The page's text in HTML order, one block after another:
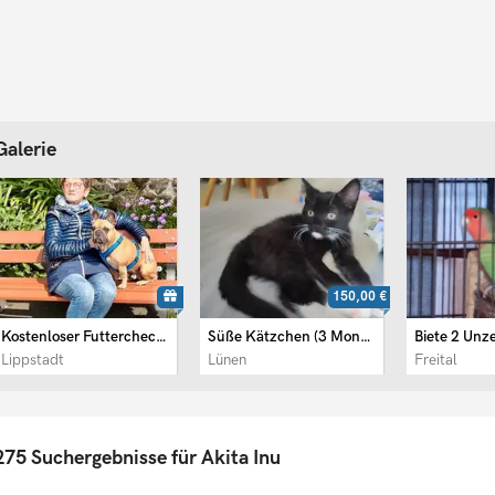
Kostenloser Futtercheck – ...
Lippstadt
Süße Kätzchen (3 Monaten)
Lünen
150,00 €
Freital
Suchergebnisse für Akita Inu